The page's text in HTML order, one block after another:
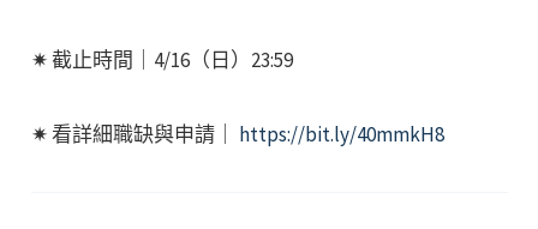
✷ 截止時間｜4/16（日）23:59
✷ 看詳細職缺與申請｜ https://bit.ly/40mmkH8